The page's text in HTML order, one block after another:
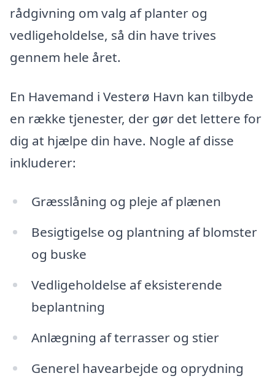
rådgivning om valg af planter og
vedligeholdelse, så din have trives
gennem hele året.
En Havemand i Vesterø Havn kan tilbyde
en række tjenester, der gør det lettere for
dig at hjælpe din have. Nogle af disse
inkluderer:
Græsslåning og pleje af plænen
Besigtigelse og plantning af blomster
og buske
Vedligeholdelse af eksisterende
beplantning
Anlægning af terrasser og stier
Generel havearbejde og oprydning